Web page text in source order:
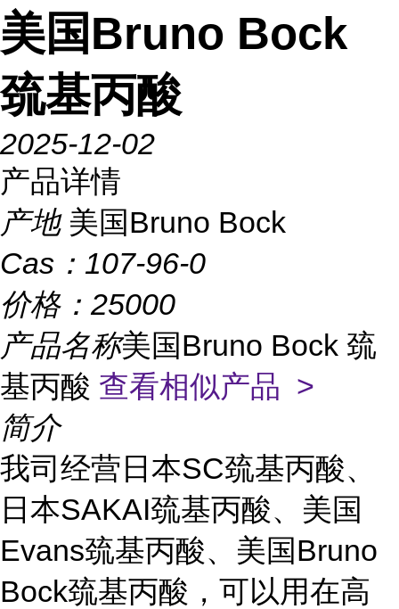
美国Bruno Bock
巯基丙酸
2025-12-02
产品详情
产地 美国Bruno Bock
Cas： 107-96-0
价格： 25000
产品名称美国Bruno Bock 巯
基丙酸 查看相似产品 >
简介
我司经营日本SC巯基丙酸、
日本SAKAI巯基丙酸、美国
Evans巯基丙酸、美国Bruno
Bock巯基丙酸，可以用在高